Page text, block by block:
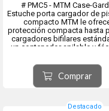
# PMC5 - MTM Case-
Estuche porta cargador de
compacto MTM le
protección compacta hasta
cargadores bifilares
un contenedor apilable y
Comprar
Destacado